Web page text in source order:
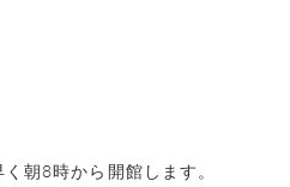
朝8時から開館します。